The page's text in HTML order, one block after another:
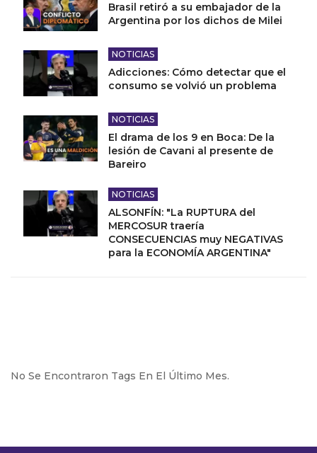
Brasil retiró a su embajador de la
Argentina por los dichos de Milei
NOTICIAS
Adicciones: Cómo detectar que el
consumo se volvió un problema
NOTICIAS
El drama de los 9 en Boca: De la
lesión de Cavani al presente de
Bareiro
NOTICIAS
ALSONFÍN: "La RUPTURA del
MERCOSUR traería
CONSECUENCIAS muy NEGATIVAS
para la ECONOMÍA ARGENTINA"
No Se Encontraron Tags En El Último Mes.